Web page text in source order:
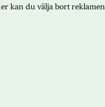
kan du välja bort reklamen